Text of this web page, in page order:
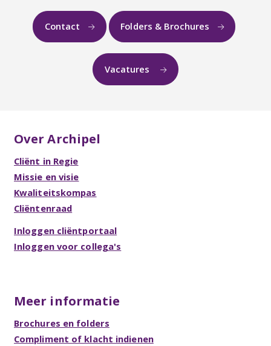
Contact Folders & Brochures
Vacatures
Over Archipel
Cliënt in Regie
Missie en visie
Kwaliteitskompas
Cliëntenraad
Inloggen cliëntportaal
Inloggen voor collega's
Meer informatie
Brochures en folders
Compliment of klacht indienen